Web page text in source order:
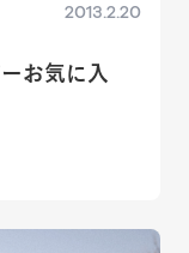
2013.2.20
お気に入